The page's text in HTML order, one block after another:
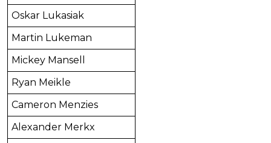
Oskar Lukasiak
Martin Lukeman
Mickey Mansell
Ryan Meikle
Cameron Menzies
Alexander Merkx